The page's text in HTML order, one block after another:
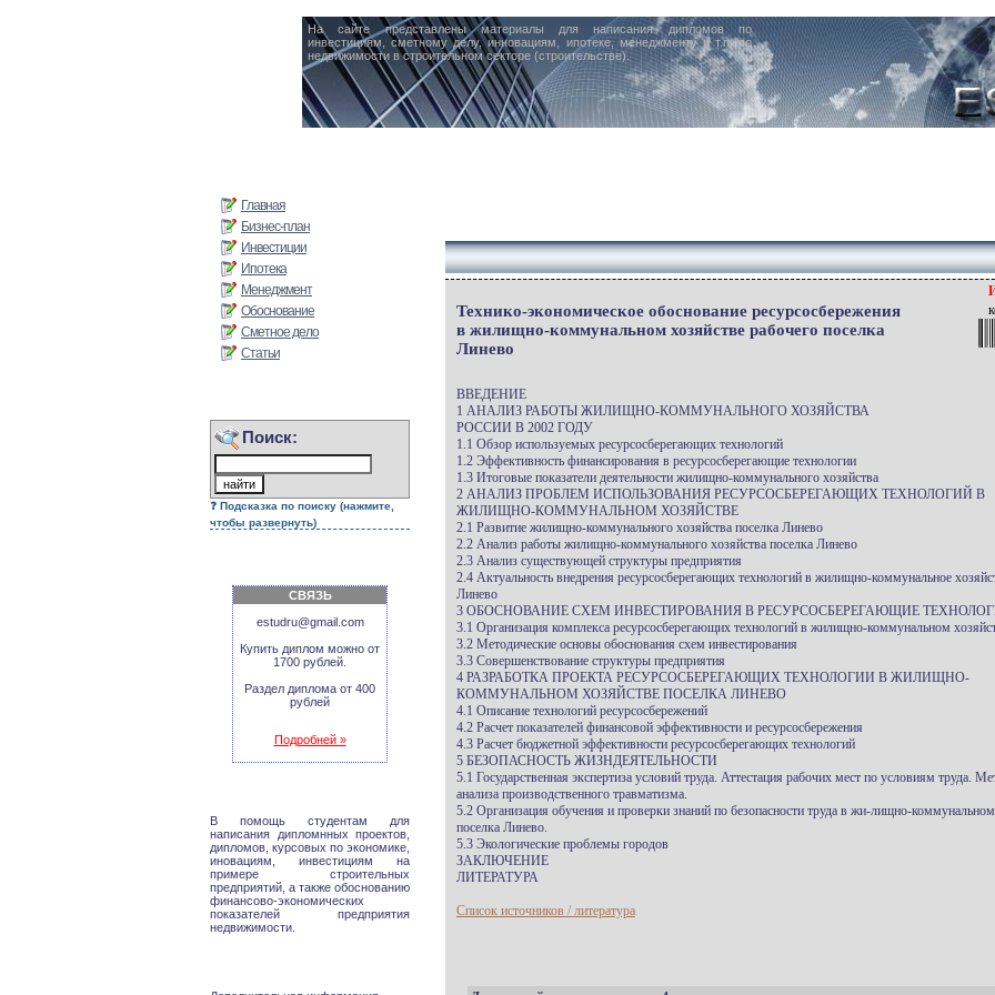
На сайте представлены материалы для написания дипломов по
инвестициям, сметному делу, инновациям, ипотеке, менеджменту и т.п. по
недвижимости в строительном секторе (строительстве).
Главная
Бизнес-план
Инвестиции
Ипотека
Менеджмент
Обоснование
Сметное дело
Статьи
Поиск:
Подсказка по поиску (нажмите,
чтобы развернуть)
СВЯЗЬ
estudru@gmail.com
Купить диплом можно от
1700 рублей.
Раздел диплома от 400
рублей
Подробней »
В помощь студентам для
написания дипломнных проектов,
дипломов, курсовых по экономике,
иновациям, инвестициям на
примере строительных
предприятий, а также обоснованию
финансово-экономических
показателей предприятия
недвижимости.
Технико-экономическое обоснование ресурсосбережения
в жилищно-коммунальном хозяйстве рабочего поселка
Линево
ВВЕДЕНИЕ
1 АНАЛИЗ РАБОТЫ ЖИЛИЩНО-КОММУНАЛЬНОГО ХОЗЯЙСТВА
РОССИИ В 2002 ГОДУ
1.1 Обзор используемых ресурсосберегающих технологий
1.2 Эффективность финансирования в ресурсосберегающие технологии
1.3 Итоговые показатели деятельности жилищно-коммунального хозяйства
2 АНАЛИЗ ПРОБЛЕМ ИСПОЛЬЗОВАНИЯ РЕСУРСОСБЕРЕГАЮЩИХ ТЕХНОЛОГИЙ В
ЖИЛИЩНО-КОММУНАЛЬНОМ ХОЗЯЙСТВЕ
2.1 Развитие жилищно-коммунального хозяйства поселка Линево
2.2 Анализ работы жилищно-коммунального хозяйства поселка Линево
2.3 Анализ существующей структуры предприятия
2.4 Актуальность внедрения ресурсосберегающих технологий в жилищно-коммунальное
Линево
3 ОБОСНОВАНИЕ СХЕМ ИНВЕСТИРОВАНИЯ В РЕСУРСОСБЕРЕГАЮЩИЕ
3.1 Организация комплекса ресурсосберегающих технологий в жилищно-коммунальном
3.2 Методические основы обоснования схем инвестирования
3.3 Совершенствование структуры предприятия
4 РАЗРАБОТКА ПРОЕКТА РЕСУРСОСБЕРЕГАЮЩИХ ТЕХНОЛОГИИ В ЖИЛИЩНО-
КОММУНАЛЬНОМ ХОЗЯЙСТВЕ ПОСЕЛКА ЛИНЕВО
4.1 Описание технологий ресурсосбережений
4.2 Расчет показателей финансовой эффективности и ресурсосбережения
4.3 Расчет бюджетной эффективности ресурсосберегающих технологий
5 БЕЗОПАСНОСТЬ ЖИЗНДЕЯТЕЛЬНОСТИ
5.1 Государственная экспертиза условий труда. Аттестация рабочих мест по условиям труда.
анализа производственного травматизма.
5.2 Организация обучения и проверки знаний по безопасности труда в жи-лищно-
поселка Линево.
5.3 Экологические проблемы городов
ЗАКЛЮЧЕНИЕ
ЛИТЕРАТУРА
Список источников / литература